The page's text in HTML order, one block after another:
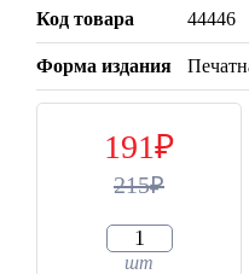
Код товара 44446
Форма издания
191
215
шт